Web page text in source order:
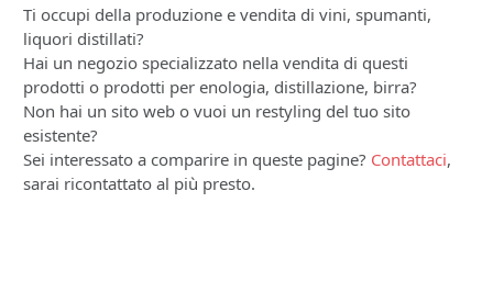
Ti occupi della produzione e vendita di vini, spumanti,
liquori distillati?
Hai un negozio specializzato nella vendita di questi
prodotti o prodotti per enologia, distillazione, birra?
Non hai un sito web o vuoi un restyling del tuo sito
esistente?
Sei interessato a comparire in queste pagine? Contattaci,
sarai ricontattato al più presto.